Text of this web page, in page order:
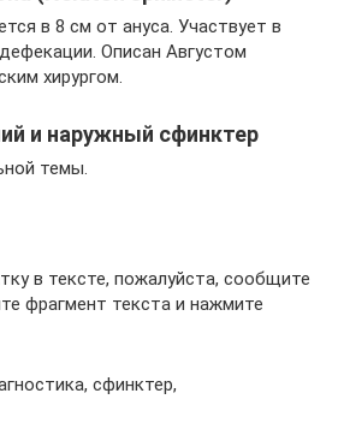
в 8 см от ануса. Участвует в
Описан Августом
хирургом.
и наружный сфинктер
темы.
в тексте, пожалуйста, сообщите
фрагмент текста и нажмите
сфинктер,